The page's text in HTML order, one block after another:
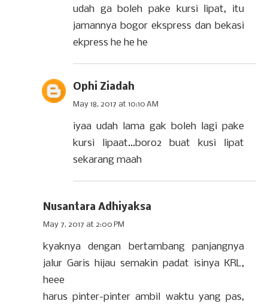
udah ga boleh pake kursi lipat, itu
jamannya bogor ekspress dan bekasi
ekpress he he he
Ophi Ziadah
May 18, 2017 at 10:10 AM
iyaa udah lama gak boleh lagi pake
kursi lipaat...boro2 buat kusi lipat
sekarang maah
Nusantara Adhiyaksa
May 7, 2017 at 2:00 PM
kyaknya dengan bertambang panjangnya
jalur Garis hijau semakin padat isinya KRL,
heee
harus pinter-pinter ambil waktu yang pas,